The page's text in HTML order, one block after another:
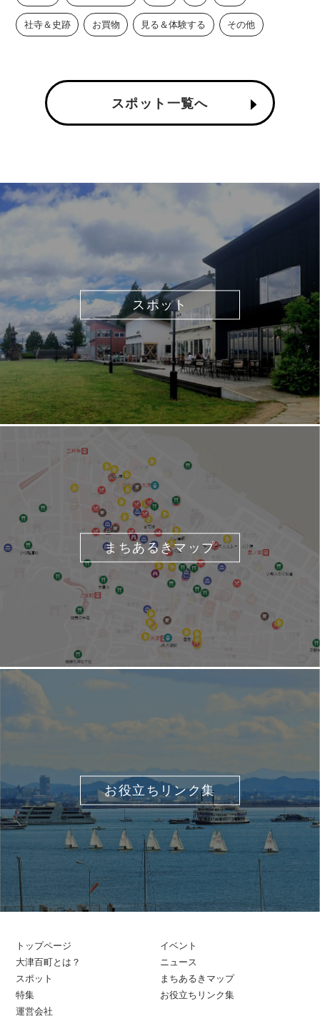
社寺＆史跡 お買物 見る＆体験する その他
スポット一覧へ
スポット
まちあるきマップ
お役立ちリンク集
トップページ
大津百町とは？
スポット
特集
イベント
ニュース
まちあるきマップ
お役立ちリンク集
運営会社